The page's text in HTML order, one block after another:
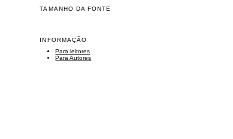
TAMANHO DA FONTE
INFORMAÇÃO
Para leitores
Para Autores